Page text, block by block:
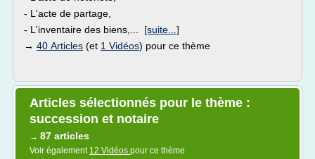
- L'acte de partage,
- L'inventaire des biens,... [suite...]
→ 40 Articles (et 1 Vidéos) pour ce thème
Articles sélectionnés pour le thème :
succession et notaire
→ 87 articles
Voir également 12 Vidéos pour ce thème